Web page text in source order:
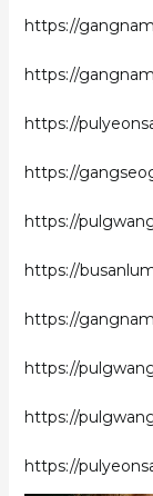
https://
https://
https://
https://
https://
https://
https://
https://
https://
https://